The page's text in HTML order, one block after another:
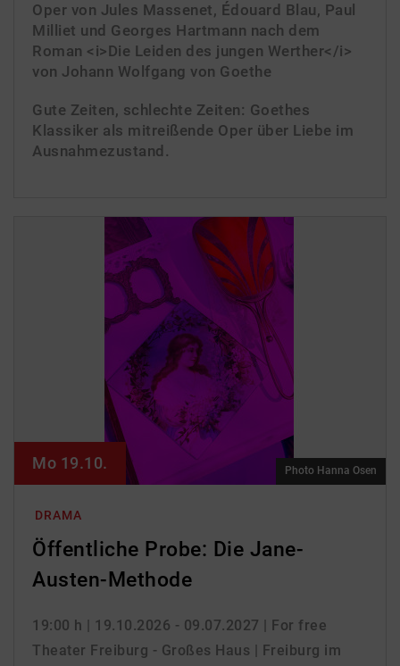
Oper von Jules Massenet, Édouard Blau, Paul
Milliet und Georges Hartmann nach dem
Roman <i>Die Leiden des jungen Werther</i>
von Johann Wolfgang von Goethe
Gute Zeiten, schlechte Zeiten: Goethes
Klassiker als mitreißende Oper über Liebe im
Ausnahmezustand.
DRAMA
Öffentliche Probe: Die Jane-
Austen-Methode
19:00 h | 19.10.2026 - 09.07.2027 | For free
Theater Freiburg - Großes Haus | Freiburg im
Mo 19.10. Photo Hanna Osen